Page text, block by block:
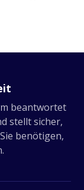
beantwortet
stellt sicher,
benötigen,